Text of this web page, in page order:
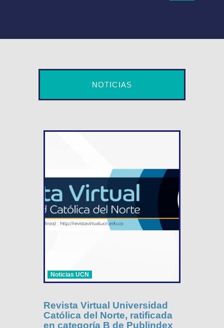
NOTICIAS
Noticias UCN
Revista Virtual Universidad
Católica del Norte, ratificada
en categoría B de Publindex